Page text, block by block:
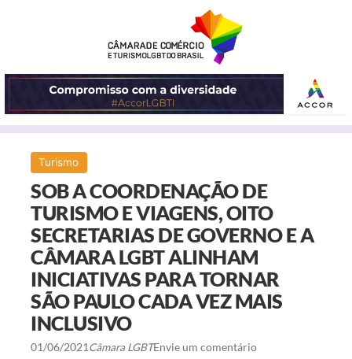
O
MENU
Turismo
SOB A COORDENAÇÃO DE
TURISMO E VIAGENS, OITO
SECRETARIAS DE GOVERNO E A
CÂMARA LGBT ALINHAM
INICIATIVAS PARA TORNAR
SÃO PAULO CADA VEZ MAIS
INCLUSIVO
01/06/2021Câmara LGBTEnvie um comentário